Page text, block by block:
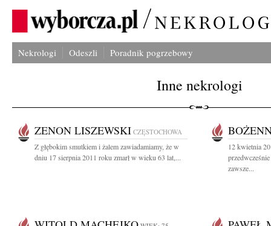
Nekrologi Odeszli Poradnik pogrzebowy
Inne nekrologi
ZENON LISZEWSKI CZĘSTOCHOWA
Z głębokim smutkiem i żalem zawiadamiamy, że w
dniu 17 sierpnia 2011 roku zmarł w wieku 63 lat,...
12 kwietnia
zawsze...